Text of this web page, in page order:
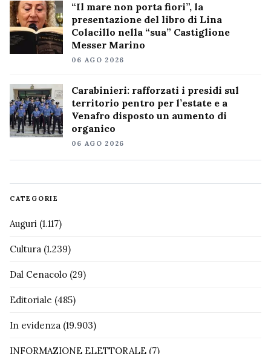
“Il mare non porta fiori”, la
presentazione del libro di Lina
Colacillo nella “sua” Castiglione
Messer Marino
06 AGO 2026
Carabinieri: rafforzati i presidi sul
territorio pentro per l’estate e a
Venafro disposto un aumento di
organico
06 AGO 2026
CATEGORIE
Auguri (1.117)
Cultura (1.239)
Dal Cenacolo (29)
Editoriale (485)
In evidenza (19.903)
INFORMAZIONE ELETTORALE (7)